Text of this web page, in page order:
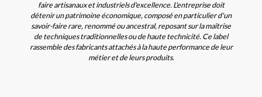
faire artisanaux et industriels d'excellence. L'entreprise doit
détenir un patrimoine économique, composé en particulier d'un
savoir-faire rare, renommé ou ancestral, reposant sur la maîtrise
de techniques traditionnelles ou de haute technicité. Ce label
rassemble des fabricants attachés à la haute performance de leur
métier et de leurs produits.